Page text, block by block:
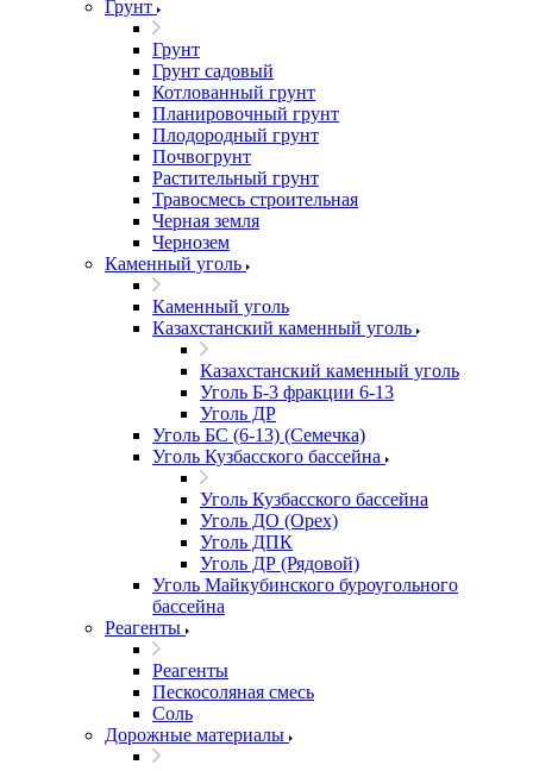
Грунт
Грунт
Грунт садовый
Котлованный грунт
Планировочный грунт
Плодородный грунт
Почвогрунт
Растительный грунт
Травосмесь строительная
Черная земля
Чернозем
Каменный уголь
Каменный уголь
Казахстанский каменный уголь
Казахстанский каменный уголь
Уголь Б-3 фракции 6-13
Уголь ДР
Уголь БС (6-13) (Семечка)
Уголь Кузбасского бассейна
Уголь Кузбасского бассейна
Уголь ДО (Орех)
Уголь ДПК
Уголь ДР (Рядовой)
Уголь Майкубинского буроугольного
бассейна
Реагенты
Реагенты
Пескосоляная смесь
Соль
Дорожные материалы